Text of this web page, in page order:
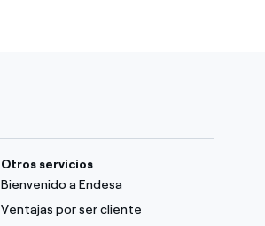
Otros servicios
Bienvenido a Endesa
Ventajas por ser cliente